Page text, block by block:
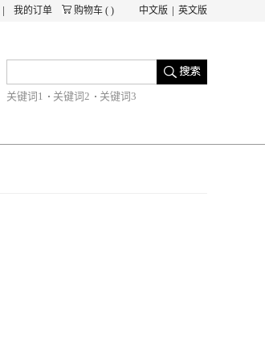
中文版 英文版
购物车 ( )
我的订单
关键词1 关键词2 关键词3